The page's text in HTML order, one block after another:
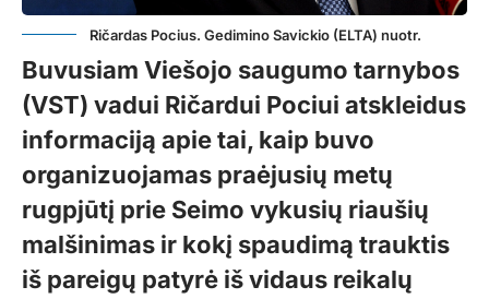
Ričardas Pocius. Gedimino Savickio (ELTA) nuotr.
Buvusiam Viešojo saugumo tarnybos
(VST) vadui Ričardui Pociui atskleidus
informaciją apie tai, kaip buvo
organizuojamas praėjusių metų
rugpjūtį prie Seimo vykusių riaušių
malšinimas ir kokį spaudimą trauktis
iš pareigų patyrė iš vidaus reikalų